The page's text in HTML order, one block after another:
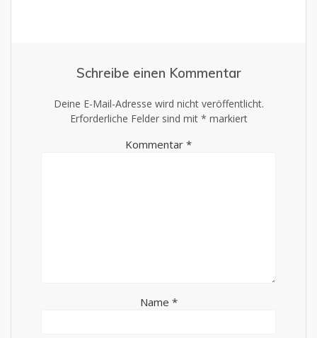
Schreibe einen Kommentar
Deine E-Mail-Adresse wird nicht veröffentlicht.
Erforderliche Felder sind mit * markiert
Kommentar *
Name *